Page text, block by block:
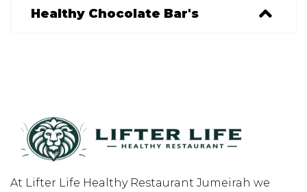
Healthy Chocolate Bar's
At Lifter Life Healthy Restaurant Jumeirah we